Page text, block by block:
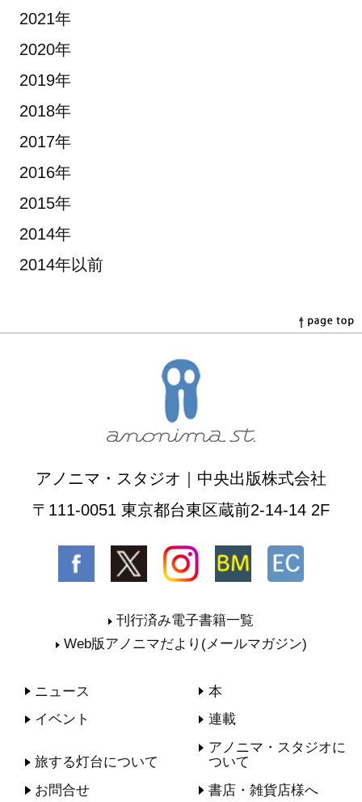
2021年
2020年
2019年
2018年
2017年
2016年
2015年
2014年
2014年以前
アノニマ・スタジオ｜中央出版株式会社
〒111-0051 東京都台東区蔵前2-14-14 2F
刊行済み電子書籍一覧
Web版アノニマだより(メールマガジン)
ニュース
本
イベント
連載
旅する灯台について
アノニマ・スタジオに
ついて
お問合せ
書店・雑貨店様へ